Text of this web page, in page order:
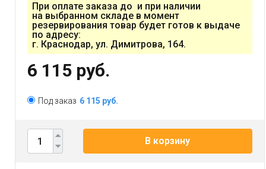
При оплате заказа до и при наличии
на выбранном складе в момент
резервирования товар будет готов к выдаче
по адресу:
г. Краснодар, ул. Димитрова, 164.
6 115 руб.
Под заказ 6 115 руб.
В корзину